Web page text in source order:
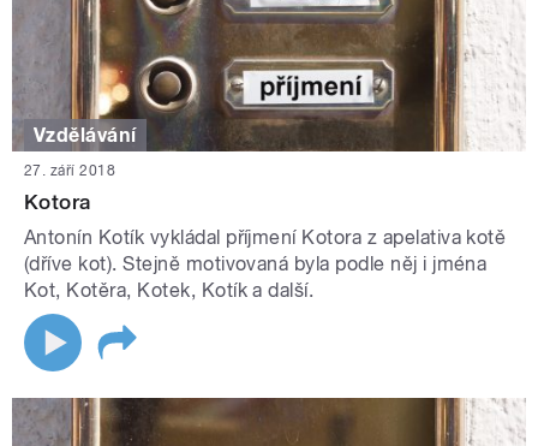
Vzdělávání
27. září 2018
Kotora
Antonín Kotík vykládal příjmení Kotora z apelativa kotě
(dříve kot). Stejně motivovaná byla podle něj i jména
Kot, Kotěra, Kotek, Kotík a další.